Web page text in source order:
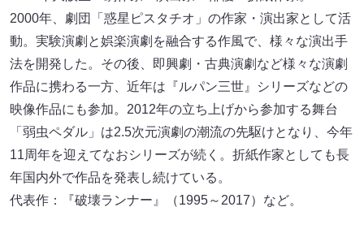
2000年、劇団「惑星ピスタチオ」の作家・演出家として活
動。実験演劇と娯楽演劇を融合する作風で、様々な演出手
法を開発した。その後、即興劇・古典演劇など様々な演劇
作品に携わる一方、近年は『ルパン三世』シリーズなどの
映像作品にも参加。2012年の立ち上げから参加する舞台
「弱虫ペダル」は2.5次元演劇の潮流の先駆けとなり、今年
11周年を迎えてなおシリーズが続く。折紙作家としても長
年国内外で作品を発表し続けている。
代表作：『破壊ランナー』（1995～2017）など。